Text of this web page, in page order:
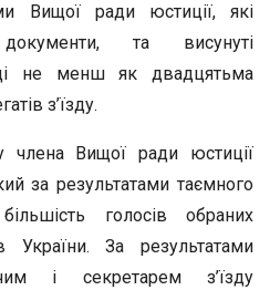
Вищої ради юстиції, які
та висунуті
не менш як двадцятьма
з’їзду.
члена Вищої ради юстиції
за результатами таємного
голосів обраних
України. За результатами
і секретарем з’їзду